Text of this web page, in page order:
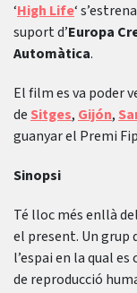
‘High Life‘
suport d’Europa
Automàtica.
El film es va poder
de Sitges, Gijón,
guanyar el Premi
Sinopsi
Té lloc més enllà
el present. Un grup
l’espai en la qual
de reproducció